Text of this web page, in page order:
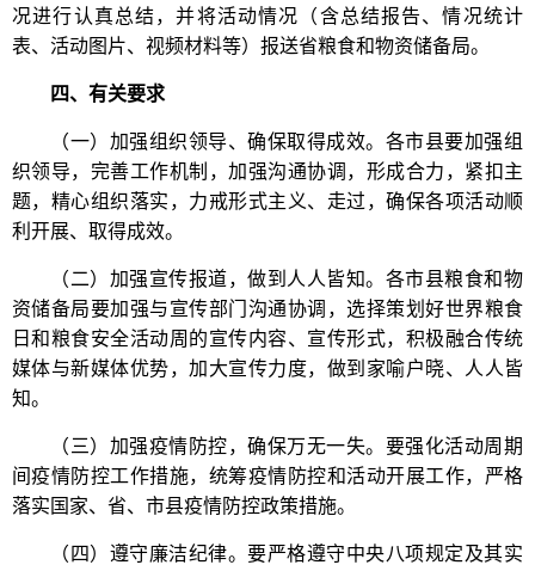
况进行认真总结，并将活动情况（含总结报告、情况统计
表、活动图片、视频材料等）报送省粮食和物资储备局。
四、有关要求
（一）加强组织领导、确保取得成效。各市县要加强组
织领导，完善工作机制，加强沟通协调，形成合力，紧扣主
题，精心组织落实，力戒形式主义、走过，确保各项活动顺
利开展、取得成效。
（二）加强宣传报道，做到人人皆知。各市县粮食和物
资储备局要加强与宣传部门沟通协调，选择策划好世界粮食
日和粮食安全活动周的宣传内容、宣传形式，积极融合传统
媒体与新媒体优势，加大宣传力度，做到家喻户晓、人人皆
知。
（三）加强疫情防控，确保万无一失。要强化活动周期
间疫情防控工作措施，统筹疫情防控和活动开展工作，严格
落实国家、省、市县疫情防控政策措施。
（四）遵守廉洁纪律。要严格遵守中央八项规定及其实